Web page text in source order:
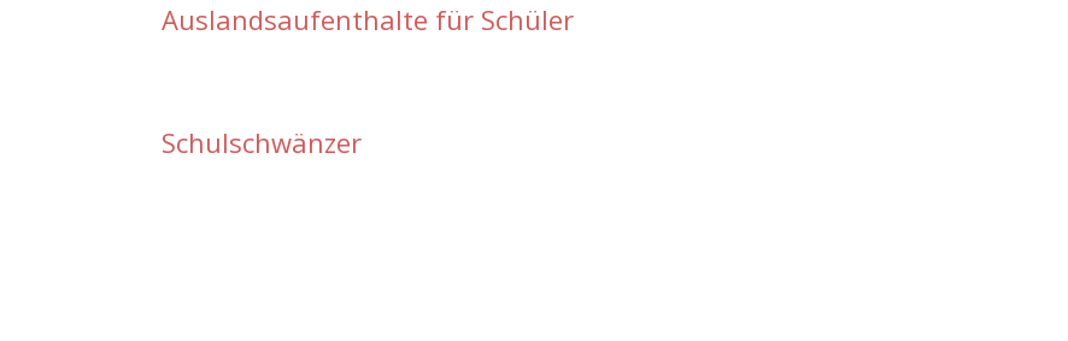
Auslandsaufenthalte für Schüler
Schulschwänzer